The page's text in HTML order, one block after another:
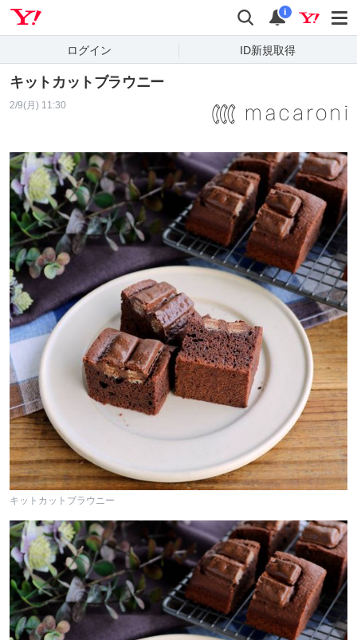
検索 通知
i
ログイン ID新規取得
キットカットブラウニー
2/9(月) 11:30
キットカットブラウニー